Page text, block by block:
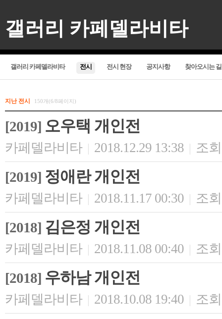
갤러리 카페델라비타
갤러리 카페델라비타 전시 전시 현장 공지사항 찾아오시는 길
지난 전시 150개(6/8페이지)
[2019] 오우택 개인전
카페델라비타 | 2018.12.29 13:38 | 조
[2019] 정애란 개인전
카페델라비타 | 2018.11.17 00:30 | 조
[2018] 김은정 개인전
카페델라비타 | 2018.11.08 00:40 | 조
[2018] 우하남 개인전
카페델라비타 | 2018.10.08 19:40 | 조